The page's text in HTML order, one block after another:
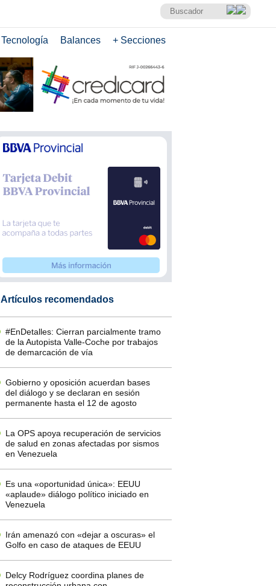
Tecnología Balances + Secciones
Artículos recomendados
#EnDetalles: Cierran parcialmente tramo
de la Autopista Valle-Coche por trabajos
de demarcación de vía
Gobierno y oposición acuerdan bases
del diálogo y se declaran en sesión
permanente hasta el 12 de agosto
La OPS apoya recuperación de servicios
de salud en zonas afectadas por sismos
en Venezuela
Es una «oportunidad única»: EEUU
«aplaude» diálogo político iniciado en
Venezuela
Irán amenazó con «dejar a oscuras» el
Golfo en caso de ataques de EEUU
Delcy Rodríguez coordina planes de